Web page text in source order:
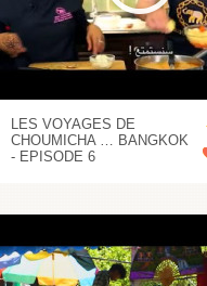
LES VOYAGES DE
CHOUMICHA … BANGKOK
- EPISODE 6